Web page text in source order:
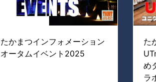
たかまつインフォメーション
オータムイベント2025
た
め
ラ